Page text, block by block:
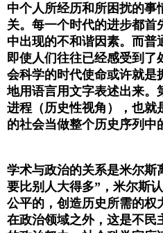
中个人所经历和所困扰的事
关。每一个时代的进步都首
中出现的不和谐因素。而普
即使人们往往已经感受到了
会科学的时代使命或许就是
地用语言用文字表述出来。
进程（历史性视角），也就
的社会当做整个历史序列中
学术与政治的关系是米尔斯
要比别人大得多”，米尔斯
公平的，创造历史所需的权
在政治领域之外，这是不民